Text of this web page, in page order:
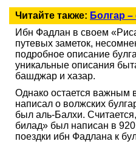
Читайте также: Болгар
Ибн Фадлан в своем
путевых заметок,
подробное описание
уникальные описания
башджар и хазар.
Однако остается важным
написал о волжских
был аль-Балхи.
билад» был написан в 920
поездки ибн Фадлана к